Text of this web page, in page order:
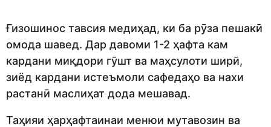
Ғизошинос тавсия медиҳад, ки ба рӯза пешакӣ
омода шавед. Дар давоми 1-2 ҳафта кам
кардани миқдори гӯшт ва маҳсулоти ширӣ,
зиёд кардани истеъмоли сафедаҳо ва нахи
растанӣ маслиҳат дода мешавад.
Таҳияи ҳарҳафтаинаи менюи мутавозин ва